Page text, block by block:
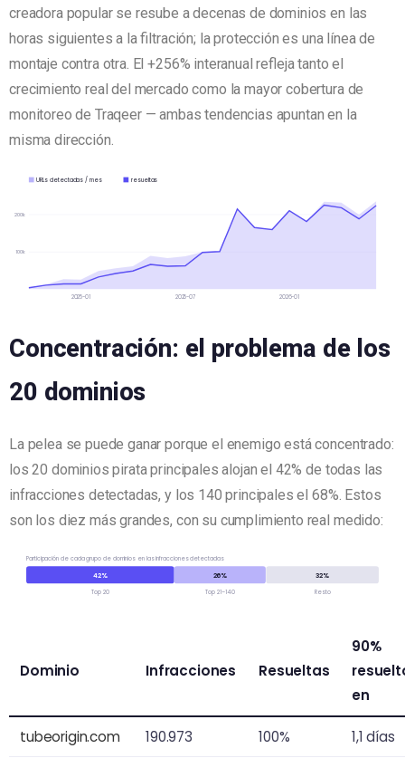
creadora popular se resube a decenas de dominios en las
horas siguientes a la filtración; la protección es una línea de
montaje contra otra. El +256% interanual refleja tanto el
crecimiento real del mercado como la mayor cobertura de
monitoreo de Traqeer — ambas tendencias apuntan en la
misma dirección.
100k
200k
2025-01 2025-07 2026-01
URLs detectadas / mes resueltas
Concentración: el problema de los
20 dominios
La pelea se puede ganar porque el enemigo está concentrado:
los 20 dominios pirata principales alojan el 42% de todas las
infracciones detectadas, y los 140 principales el 68%. Estos
son los diez más grandes, con su cumplimiento real medido:
Participación de cada grupo de dominios en las infracciones detectadas
42%
Top 20
26%
Top 21–140
32%
Resto
Dominio Infracciones Resueltas
90%
en
tubeorigin.com 190.973 100% 1,1 días